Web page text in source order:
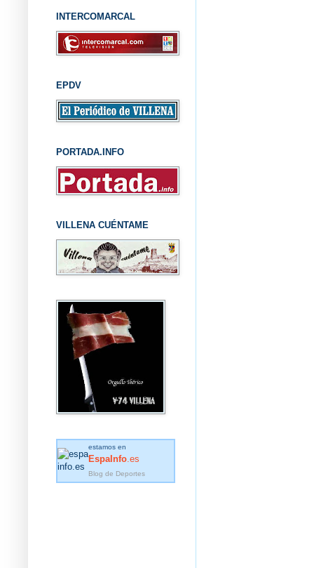
INTERCOMARCAL
EPDV
PORTADA.INFO
VILLENA CUÉNTAME
estamos en
EspaInfo .es
Blog de Deportes